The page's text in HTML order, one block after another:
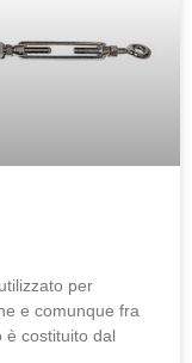
per
e comunque fra
è costituito dal